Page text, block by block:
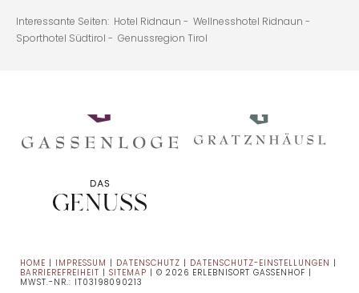
Interessante Seiten: Hotel Ridnaun - Wellnesshotel Ridnaun -
Sporthotel Südtirol - Genussregion Tirol
HOME | IMPRESSUM | DATENSCHUTZ | DATENSCHUTZ-EINSTELLUNGEN |
BARRIEREFREIHEIT | SITEMAP | © 2026 ERLEBNISORT GASSENHOF |
MWST.-NR.: IT03198090213